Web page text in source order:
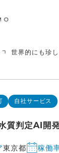
世界的にも珍
自社サービス
質判定AI開
東京都 稼働